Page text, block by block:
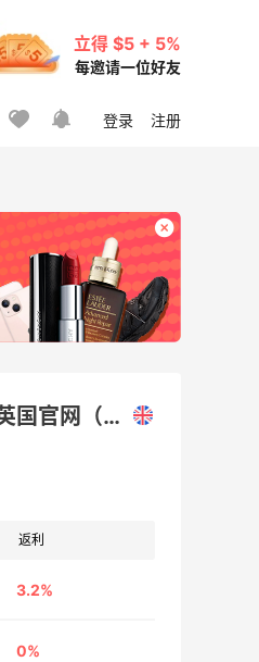
立得 $5 + 5%
每邀请一位好友
登录 注册
Clinique 英国官网（倩碧）
返利
3.2%
0%